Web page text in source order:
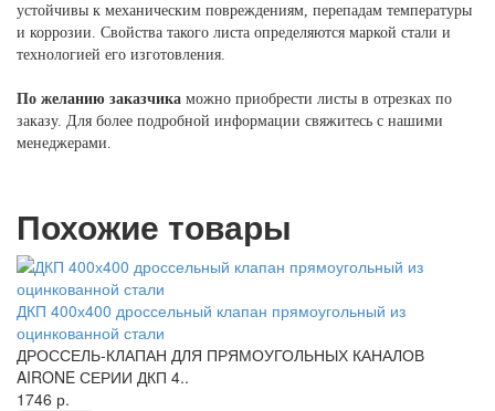
устойчивы к механическим повреждениям, перепадам температуры
и коррозии. Свойства такого листа определяются маркой стали и
технологией его изготовления.
По желанию заказчика можно приобрести листы в отрезках по
заказу. Для более подробной информации свяжитесь с нашими
менеджерами
Похожие товары
ДКП 400х400 дроссельный клапан прямоугольный из
оцинкованной стали
ДРОССЕЛЬ-КЛАПАН ДЛЯ ПРЯМОУГОЛЬНЫХ КАНАЛОВ
AIRONE СЕРИИ ДКП 4..
1746 р.